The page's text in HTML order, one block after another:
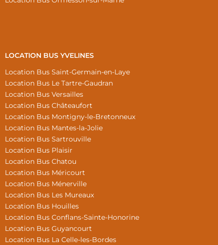
LOCATION BUS YVELINES
Location Bus Saint-Germain-en-Laye
Location Bus Le Tartre-Gaudran
Location Bus Versailles
Location Bus Châteaufort
Location Bus Montigny-le-Bretonneux
Location Bus Mantes-la-Jolie
Location Bus Sartrouville
Location Bus Plaisir
Location Bus Chatou
Location Bus Méricourt
Location Bus Ménerville
Location Bus Les Mureaux
Location Bus Houilles
Location Bus Conflans-Sainte-Honorine
Location Bus Guyancourt
Location Bus La Celle-les-Bordes